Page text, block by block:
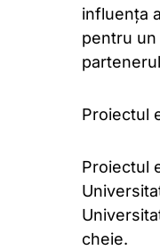
influența
pentru un
Proiectul
Proiectul
cheie.